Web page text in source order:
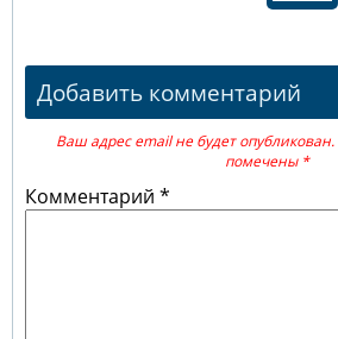
Добавить комментарий
Ваш адрес email не будет опубликован.
помечены *
Комментарий *